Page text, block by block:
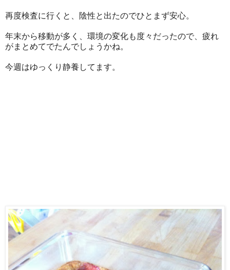
再度検査に行くと、陰性と出たのでひとまず安心。
年末から移動が多く、環境の変化も度々だったので、疲れ
がまとめてでたんでしょうかね。
今週はゆっくり静養してます。